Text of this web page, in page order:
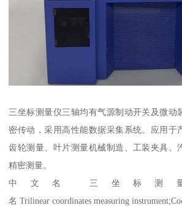
三坐标测量仪三轴均有气源制动开关及微动
密传动，采用高性能数据采集系统。应用于
齿轮测量、叶片测量机械制造、工装夹具、
精密测量。
中文名 三坐标测
名 Trilinear coordinates measuring